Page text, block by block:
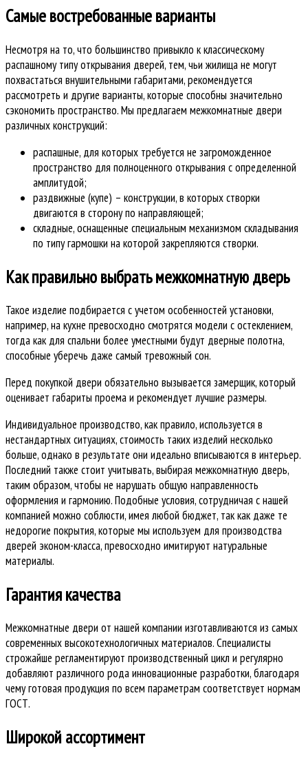
Самые востребованные варианты
Несмотря на то, что большинство привыкло к классическому
распашному типу открывания дверей, тем, чьи жилища не могут
похвастаться внушительными габаритами, рекомендуется
рассмотреть и другие варианты, которые способны значительно
сэкономить пространство. Мы предлагаем межкомнатные двери
различных конструкций:
распашные, для которых требуется не загроможденное
пространство для полноценного открывания с определенной
амплитудой;
раздвижные (купе) – конструкции, в которых створки
двигаются в сторону по направляющей;
складные, оснащенные специальным механизмом складывания
по типу гармошки на которой закрепляются створки.
Как правильно выбрать межкомнатную дверь
Такое изделие подбирается с учетом особенностей установки,
например, на кухне превосходно смотрятся модели с остеклением,
тогда как для спальни более уместными будут дверные полотна,
способные уберечь даже самый тревожный сон.
Перед покупкой двери обязательно вызывается замерщик, который
оценивает габариты проема и рекомендует лучшие размеры.
Индивидуальное производство, как правило, используется в
нестандартных ситуациях, стоимость таких изделий несколько
больше, однако в результате они идеально вписываются в интерьер.
Последний также стоит учитывать, выбирая межкомнатную дверь,
таким образом, чтобы не нарушать общую направленность
оформления и гармонию. Подобные условия, сотрудничая с нашей
компанией можно соблюсти, имея любой бюджет, так как даже те
недорогие покрытия, которые мы используем для производства
дверей эконом-класса, превосходно имитируют натуральные
материалы.
Гарантия качества
Межкомнатные двери от нашей компании изготавливаются из самых
современных высокотехнологичных материалов. Специалисты
строжайше регламентируют производственный цикл и регулярно
добавляют различного рода инновационные разработки, благодаря
чему готовая продукция по всем параметрам соответствует нормам
ГОСТ.
Широкой ассортимент